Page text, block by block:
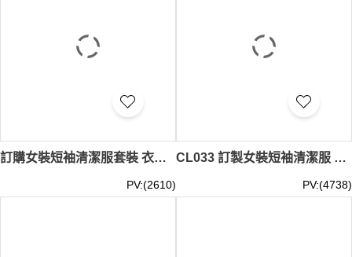
訂購女裝短袖清潔服套裝 衣襟清潔服 酒店清潔服供應商 護理 家政 CL034
PV:(2610)
CL033 訂製女裝短袖清潔服 設計繡花LOGO清潔服 清潔服工廠 灰色 物業管理公司
PV:(4738)